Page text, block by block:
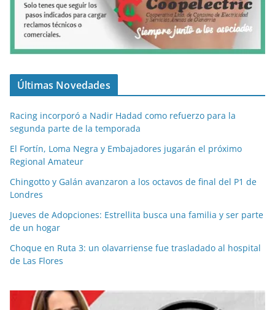
Últimas Novedades
Racing incorporó a Nadir Hadad como refuerzo para la
segunda parte de la temporada
El Fortín, Loma Negra y Embajadores jugarán el próximo
Regional Amateur
Chingotto y Galán avanzaron a los octavos de final del P1 de
Londres
Jueves de Adopciones: Estrellita busca una familia y ser parte
de un hogar
Choque en Ruta 3: un olavarriense fue trasladado al hospital
de Las Flores